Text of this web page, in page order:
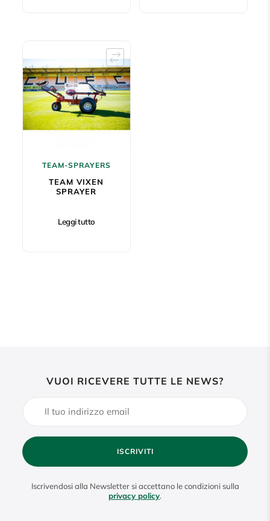
TEAM-SPRAYERS
TEAM VIXEN
SPRAYER
Leggi tutto
VUOI RICEVERE TUTTE LE NEWS?
ISCRIVITI
Iscrivendosi alla Newsletter si accettano le condizioni sulla
privacy policy.